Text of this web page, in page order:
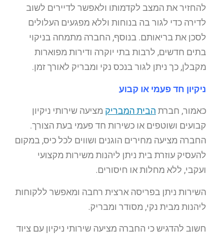
להחזיר את המצב לקדמותו ולאפשר לדיירים לשוב
לדירה כדי לגור בה בנוחות וללא מפגעים העלולים
לסכן את בריאותם. בנוסף, החברה מתמחה בניקוי
בתים חדשים, לרבות בתי יוקרה ודירות מפוארות
מקבלן, כך ניתן לגור בנכס נקי ומבריק לאורך זמן.
ניקיון חד פעמי או קבוע
כאמור, חברת הבית המבריק מציעה שירותי ניקיון
קבועים ושוטפים או כשירות חד פעמי בעת הצורך.
החברה מציעה מחירים הוגנים ושווים לכל כיס, במקום
להעסיק עוזרת בית ניתן ליהנות משירות מקצועי
ועקבי, ללא מחלות או חיסורים.
השירות ניתן בפריסה ארצית רחבה ומאפשר ללקוחות
ליהנות מבית נקי, מסודר ומבריק.
חשוב להדגיש כי החברה מציעה שירותי ניקיון עם ציוד